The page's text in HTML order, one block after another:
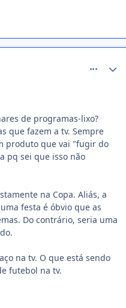
de programas-lixo?
que fazem a tv. Sempre
produto que vai "fugir do
pq sei que isso não
na Copa. Aliás, a
festa é óbvio que as
Do contrário, seria uma
na tv. O que está sendo
futebol na tv.